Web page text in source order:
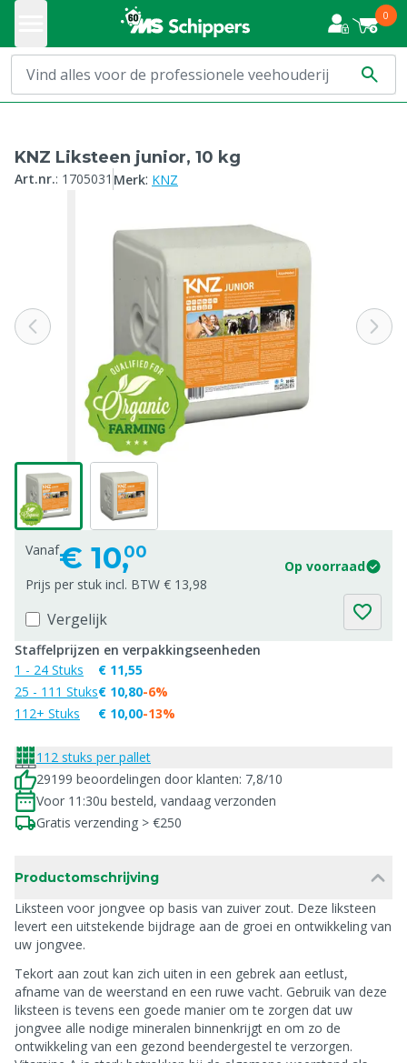
0
KNZ Liksteen junior, 10 kg
Art.nr.: 1705031 Merk: KNZ
Vanaf€ 10,00
Op voorraad
Prijs per stuk incl. BTW € 13,98
Vergelijk
Staffelprijzen en verpakkingseenheden
1 - 24 Stuks
25 - 111 Stuks
112+ Stuks
€ 11,55
€ 10,80
€ 10,00
-6%
-13%
112 stuks per pallet
29199 beoordelingen door klanten: 7,8/10
Voor 11:30u besteld, vandaag verzonden
Gratis verzending > €250
Productomschrijving
Liksteen voor jongvee op basis van zuiver zout. Deze liksteen
levert een uitstekende bijdrage aan de groei en ontwikkeling van
uw jongvee.
Tekort aan zout kan zich uiten in een gebrek aan eetlust,
afname van de weerstand en een ruwe vacht. Gebruik van deze
liksteen is tevens een goede manier om te zorgen dat uw
jongvee alle nodige mineralen binnenkrijgt en om zo de
ontwikkeling van een gezond beendergestel te verzorgen.